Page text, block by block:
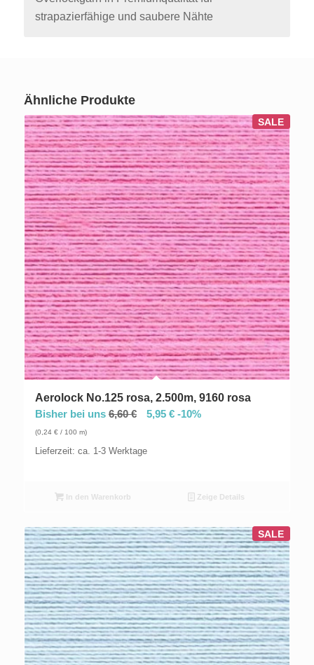
strapazierfähige und saubere Nähte
Ähnliche Produkte
SALE
Aerolock No.125 rosa, 2.500m, 9160 rosa
Bisher bei uns 6,60€ 5,95 €-10%
(0,24 €/ 100 m)
Lieferzeit: ca. 1-3 Werktage
In den Warenkorb Zeige Details
SALE